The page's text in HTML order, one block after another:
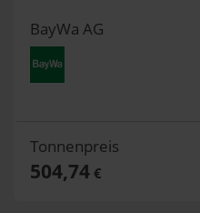
BayWa AG
Tonnenpreis
504,74€